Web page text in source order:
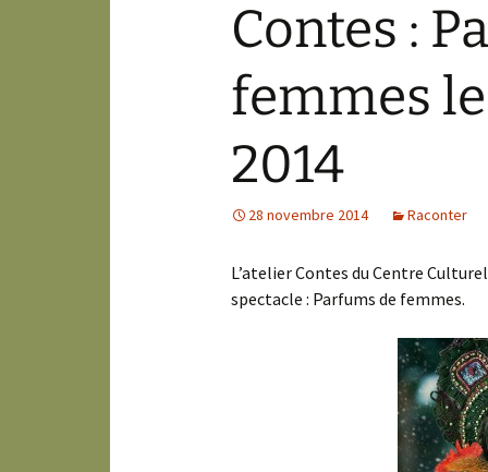
Comprendre la Transition
Trombinoscope CA SET
Transition
Contes :
femmes
2014
28 novembre 2014 Raconter
L’atelier Contes du Centre
spectacle : Parfums de femmes.